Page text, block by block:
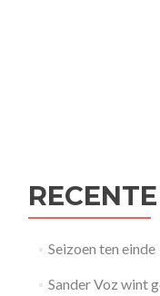
Seizoen ten einde
Sander Voz wint